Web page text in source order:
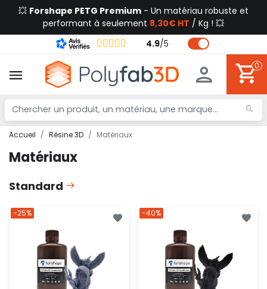
💥 Forshape PETG Premium - Un matériau robuste et
performant à seulement 8,30€ HT / Kg ! 💥
4.9/5
0
Accueil Résine 3D Matériaux
Matériaux
Standard
-25% -40%